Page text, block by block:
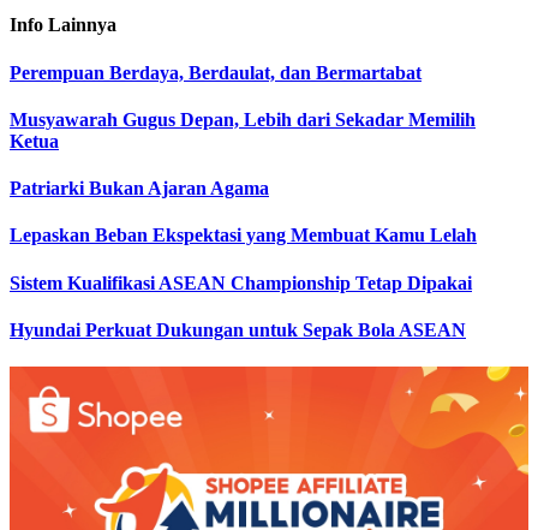
Info Lainnya
Perempuan Berdaya, Berdaulat, dan Bermartabat
Musyawarah Gugus Depan, Lebih dari Sekadar Memilih
Ketua
Patriarki Bukan Ajaran Agama
Lepaskan Beban Ekspektasi yang Membuat Kamu Lelah
Sistem Kualifikasi ASEAN Championship Tetap Dipakai
Hyundai Perkuat Dukungan untuk Sepak Bola ASEAN